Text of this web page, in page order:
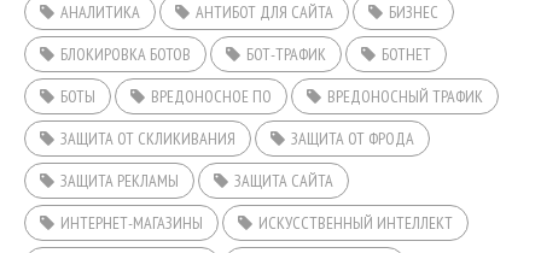
АНАЛИТИКА
АНТИБОТ ДЛЯ САЙТА
БИЗНЕС
БЛОКИРОВКА БОТОВ
БОТ-ТРАФИК
БОТНЕТ
БОТЫ
ВРЕДОНОСНОЕ ПО
ВРЕДОНОСНЫЙ ТРАФИК
ЗАЩИТА ОТ СКЛИКИВАНИЯ
ЗАЩИТА ОТ ФРОДА
ЗАЩИТА РЕКЛАМЫ
ЗАЩИТА САЙТА
ИНТЕРНЕТ-МАГАЗИНЫ
ИСКУССТВЕННЫЙ ИНТЕЛЛЕКТ